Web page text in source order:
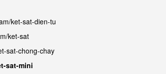
ket-sat-dien-tu
ket-sat
sat-chong-chay
sat-mini